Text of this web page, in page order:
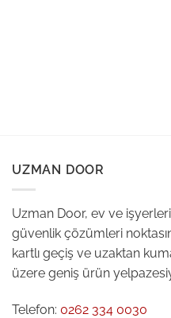
UZMAN DOOR
Uzman Door, ev ve
güvenlik çözümleri
kartlı geçiş ve uzaktan
üzere geniş ürün
Telefon: 0262 334 0030